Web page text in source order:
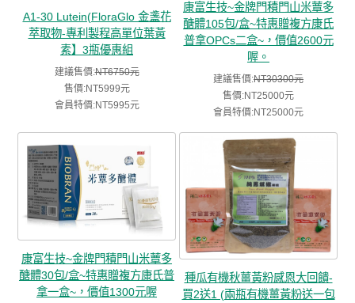
A1-30 Lutein(FloraGlo 金盞花
萃取物-專利製程高單位葉黃
素】3瓶優惠組
建議售價:NT6750元
售價:NT5999元
會員特價:NT5995元
康富生技~金牌門積門山米蕈多
醣體105包/盒~特惠贈複方康氏
普拿OPCs二盒~，價值2600元
喔。
建議售價:NT30300元
售價:NT25000元
會員特價:NT25000元
康富生技~金牌門積門山米蕈多
醣體30包/盒~特惠贈複方康氏普
拿一盒~，價值1300元喔
種瓜有機秋薑黃粉感恩大回饋-
買2送1 (兩瓶有機薑黃粉送一包